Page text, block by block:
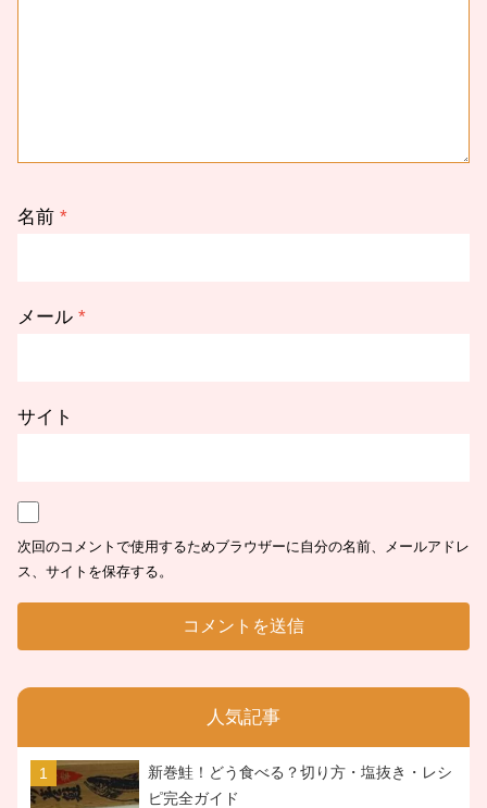
名前 *
メール *
サイト
次回のコメントで使用するためブラウザーに自分の名前、メールアドレ
ス、サイトを保存する。
人気記事
新巻鮭！どう食べる？切り方・塩抜き・レシ
ピ完全ガイド